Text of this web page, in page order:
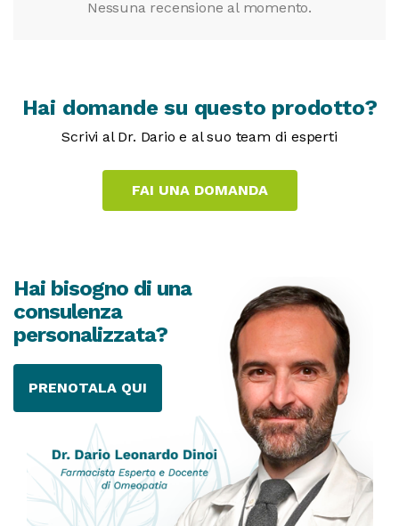
Nessuna recensione al momento.
Hai domande su questo prodotto?
Scrivi al Dr. Dario e al suo team di esperti
Hai bisogno di una
consulenza
personalizzata?
PRENOTALA QUI